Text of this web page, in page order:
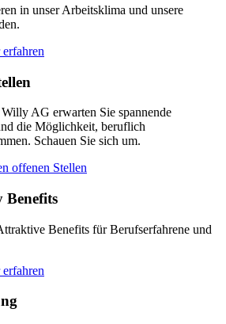
in unser Arbeitsklima und unsere
AG erwarten Sie spannende
die Möglichkeit, beruflich
Schauen Sie sich um.
offenen Stellen
Benefits für Berufserfahrene und